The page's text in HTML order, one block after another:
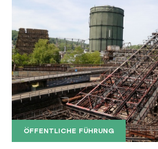
ÖFFENTLICHE FÜHRUNG
Der Erzschrägaufzug der
Copyright: Weltkulturerbe